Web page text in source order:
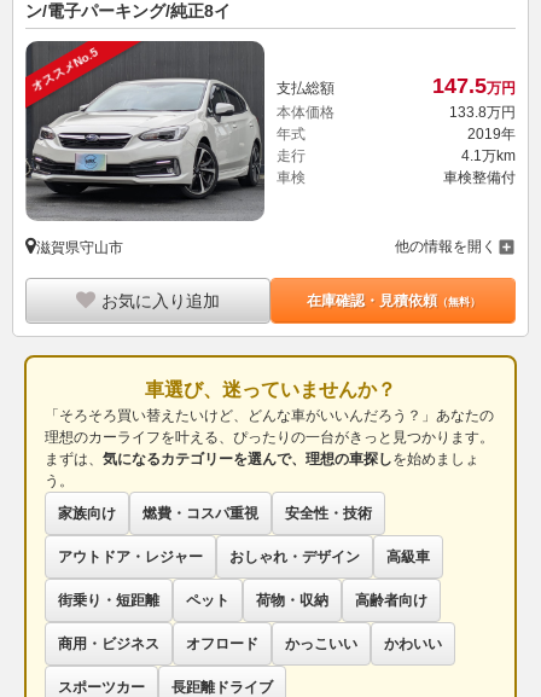
ン/電子パーキング/純正8イ
オススメNo.5 支払総額 147.5万円
本体価格
133.8万円
年式
2019年
走行
4.1万km
車検
車検整備付
滋賀県守山市 他の情報を開く
お気に入り追加 在庫確認・見積依頼（無料）
車選び、迷っていませんか？
「そろそろ買い替えたいけど、どんな車がいいんだろう？」あなたの
理想のカーライフを叶える、ぴったりの一台がきっと見つかります。
まずは、 気になるカテゴリーを選んで、理想の車探しを始めましょ
う。
家族向け
燃費・コスパ重視 安全性・技術
アウトドア・レジャー おしゃれ・デザイン 高級車
街乗り・短距離 ペット 荷物・収納 高齢者向け
商用・ビジネス オフロード かっこいい かわいい
スポーツカー 長距離ドライブ